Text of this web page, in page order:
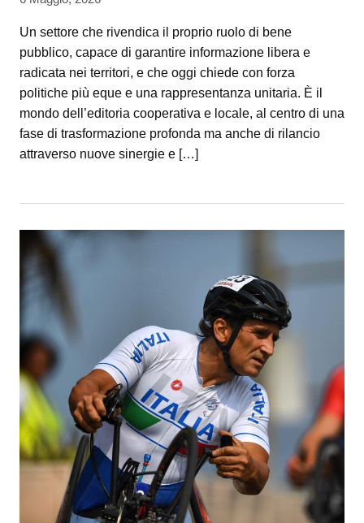
Un settore che rivendica il proprio ruolo di bene
pubblico, capace di garantire informazione libera e
radicata nei territori, e che oggi chiede con forza
politiche più eque e una rappresentanza unitaria. È il
mondo dell’editoria cooperativa e locale, al centro di una
fase di trasformazione profonda ma anche di rilancio
attraverso nuove sinergie e […]